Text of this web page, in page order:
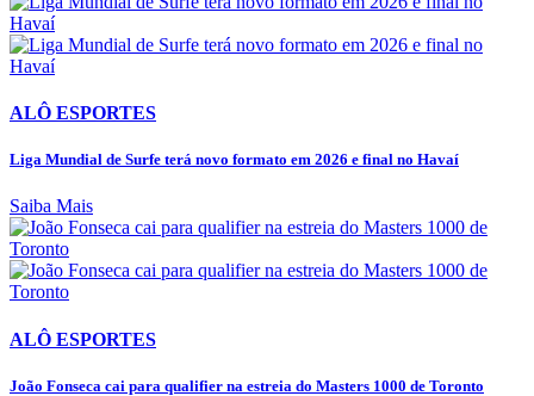
ALÔ ESPORTES
Liga Mundial de Surfe terá novo formato em 2026 e final no Havaí
Saiba Mais
ALÔ ESPORTES
João Fonseca cai para qualifier na estreia do Masters 1000 de Toronto